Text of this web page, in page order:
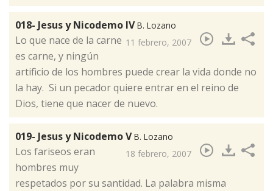
018- Jesus y Nicodemo IVB. Lozano
11 febrero, 2007
​Lo que nace de la carne
es carne, y ningún
artificio de los hombres puede crear la vida donde no
la hay. Si un pecador quiere entrar en el reino de
Dios, tiene que nacer de nuevo.
019- Jesus y Nicodemo VB. Lozano
18 febrero, 2007
​Los fariseos eran
hombres muy
respetados por su santidad. La palabra misma